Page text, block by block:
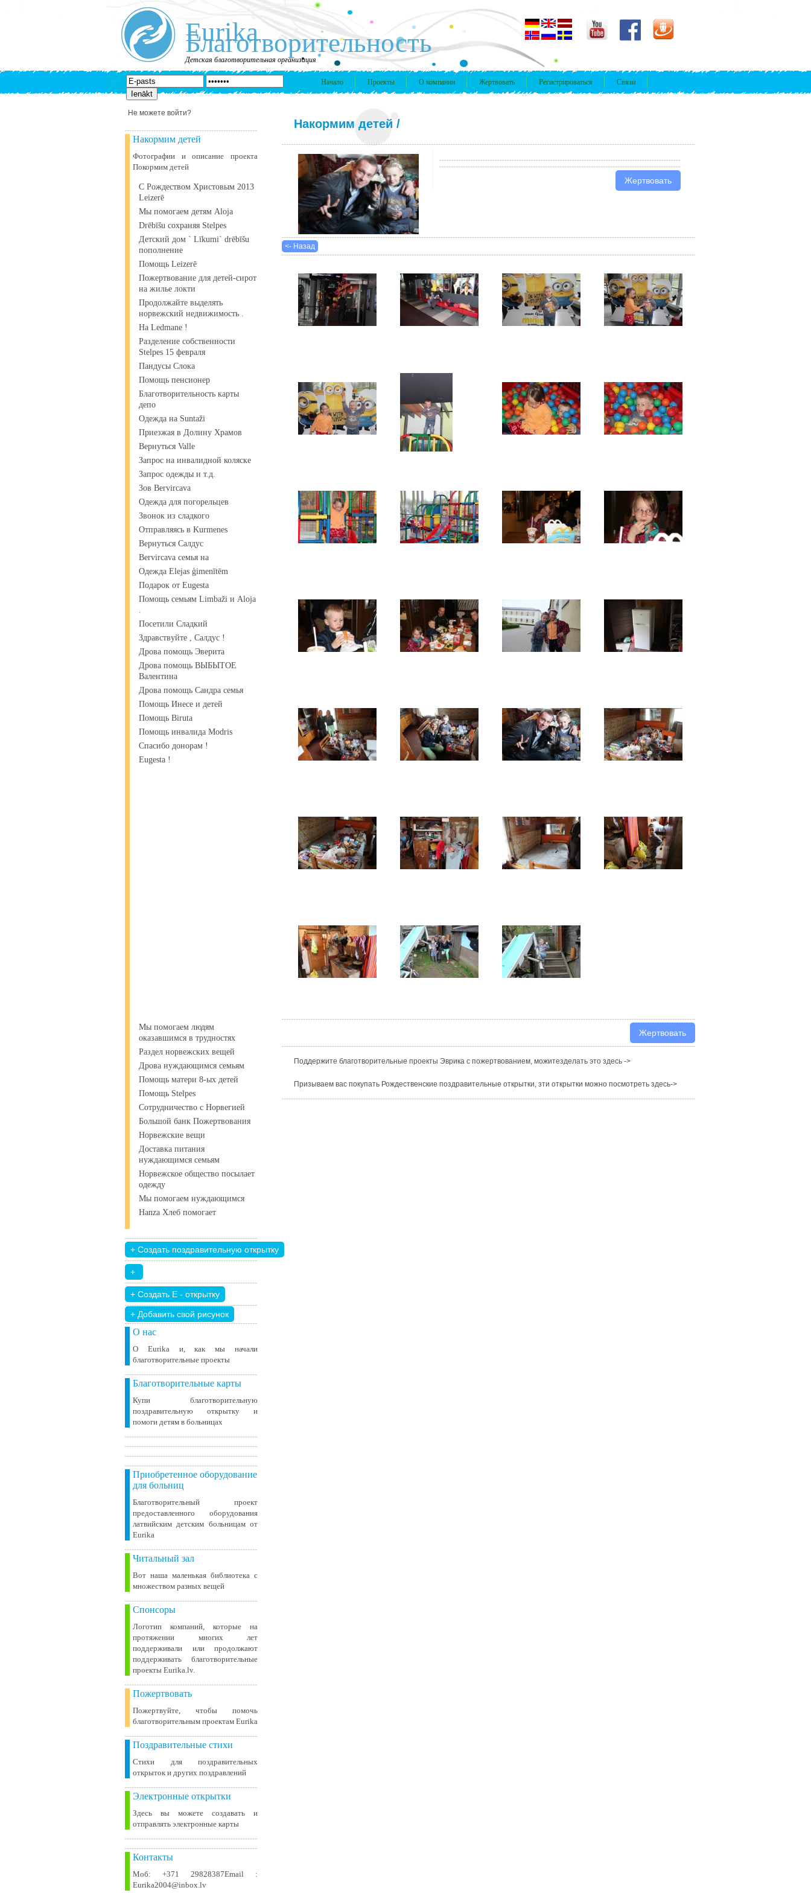
Eurika
Благотворительность
Детская благотворительная организация
Начало Проекты О компании Жертвовать Регистрироваться Связи
Не можете войти?
Накормим детей
Фотографии и описание проекта
Покормим детей
С Рождеством Христовым 2013
Leizerē
Мы помогаем детям Aloja
Drēbīšu сохраняя Stelpes
Детский дом ` Līkumi` drēbīšu
пополнение
Помощь Leizerē
Пожертвование для детей-сирот
на жилье локти
Продолжайте выделять
норвежский недвижимость .
На Ledmane !
Разделение собственности
Stelpes 15 февраля
Пандусы Слока
Помощь пенсионер
Благотворительность карты
депо
Одежда на Suntaži
Приезжая в Долину Храмов
Вернуться Valle
Запрос на инвалидной коляске
Запрос одежды и т.д.
Зов Bervircava
Одежда для погорельцев
Звонок из сладкого
Отправляясь в Kurmenes
Вернуться Салдус
Bervircava семья на
Одежда Elejas ģimenītēm
Подарок от Eugesta
Помощь семьям Limbaži и Aloja
.
Посетили Сладкий
Здравствуйте , Салдус !
Дрова помощь Эверита
Дрова помощь ВЫБЫТОЕ
Валентина
Дрова помощь Сандра семья
Помощь Инесе и детей
Помощь Biruta
Помощь инвалида Modris
Спасибо донорам !
Eugesta !
Мы помогаем людям
оказавшимся в трудностях
Раздел норвежских вещей
Дрова нуждающимся семьям
Помощь матери 8-ых детей
Помощь Stelpes
Сотрудничество с Норвегией
Большой банк Пожертвования
Норвежские вещи
Доставка питания
нуждающимся семьям
Норвежское общество посылает
одежду
Мы помогаем нуждающимся
Hanza Хлеб помогает
+ Добавить свой ​​рисунок
О нас
О Eurika и, как мы начали
благотворительные проекты
Благотворительные карты
Купи благотворительную
поздравительную открытку и
помоги детям в больницах
Приобретенное оборудование
для больниц
Благотворительный проект
предоставленного оборудования
латвийским детским больницам от
Eurika
Читальный зал
Вот наша маленькая библиотека c
множеством разных вещей
Спонсоры
Логотип компаний, которые на
протяжении многих лет
поддерживали или продолжают
поддерживать благотворительные
проекты Eurika.lv.
Пожертвовать
Пожертвуйте, чтобы помочь
благотворительным проектам Eurika
Поздравительные стихи
Стихи для поздравительных
открыток и других поздравлений
Электронные открытки
Здесь вы можете создавать и
отправлять электронные карты
Контакты
Моб: +371 29828387Email :
Eurika2004@inbox.lv
Накормим детей /
<- Назад
Поддержите благотворительные проекты Эврика с пожертвованием, можитезделать это здесь ->
Призываем вас покупать Рождественские поздравительные открытки, зти открытки можно посмотреть здесь->